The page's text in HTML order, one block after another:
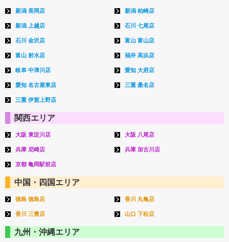
新潟 長岡店 新潟 柏崎店
新潟 上越店 石川 七尾店
石川 金沢店 富山 富山店
富山 射水店 福井 高浜店
岐阜 中津川店 愛知 大府店
愛知 名古屋東店 三重 桑名店
三重 伊賀上野店
関西エリア
大阪 東淀川店 大阪 八尾店
兵庫 尼崎店 兵庫 加古川店
京都 亀岡駅前店
中国・四国エリア
徳島 徳島店 香川 丸亀店
香川 三豊店 山口 下松店
九州・沖縄エリア